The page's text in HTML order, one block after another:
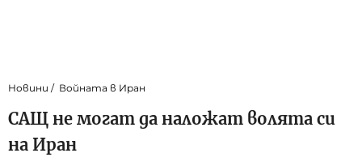
Новини Войната в Иран
САЩ не могат да наложат волята си
на Иран